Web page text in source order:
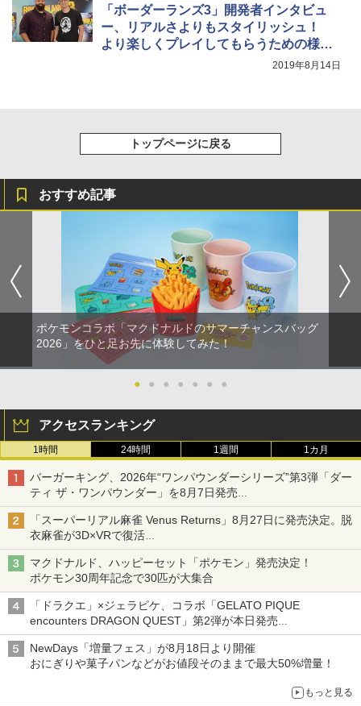
「ボーダーランズ3」開発者インタビュ
ー、リアルさよりもスタイリッシュ！
より楽しくプレイしてもらうための様々
2019年8月14日
トップページに戻る
おすすめ記事
ポケモンコラボ「マクドナルドのサマーチャンスバッグ
2026」をひと足お先に体験してみた！
● ● ● ● ● ● ●
アクセスランキング
1時間 24時間 1週間 1カ月
バーガーキング、2026年“ワンパウンダーシリーズ”第3弾「ダー
ティ ザ・ワンパウンダー」を8月7日発売
「特製ガーリックマヨソース」を使用した超大型チーズバーガー
「スーパーリアル麻雀 Venus Returns」8月27日に発売決定。脱
衣麻雀が3D×VRで復活
発売から2週間は20%オフになるセールが実施
マクドナルド、ハッピーセット「ポケモン」発売決定！
ポケモン30周年記念で30匹が大集合
「ドラクエ」×ジェラピケ、コラボ「GELATO PIQUE
encounters DRAGON QUEST」第2弾が本日発売
アイスカップに入ったスライムやわたぼう、ベビーサタンなどが
オリジナルアートで登場
NewDays「増量フェス」が8月18日より開催
おにぎりや菓子パンなどがお値段そのままで最大50%増量！
もっと見る